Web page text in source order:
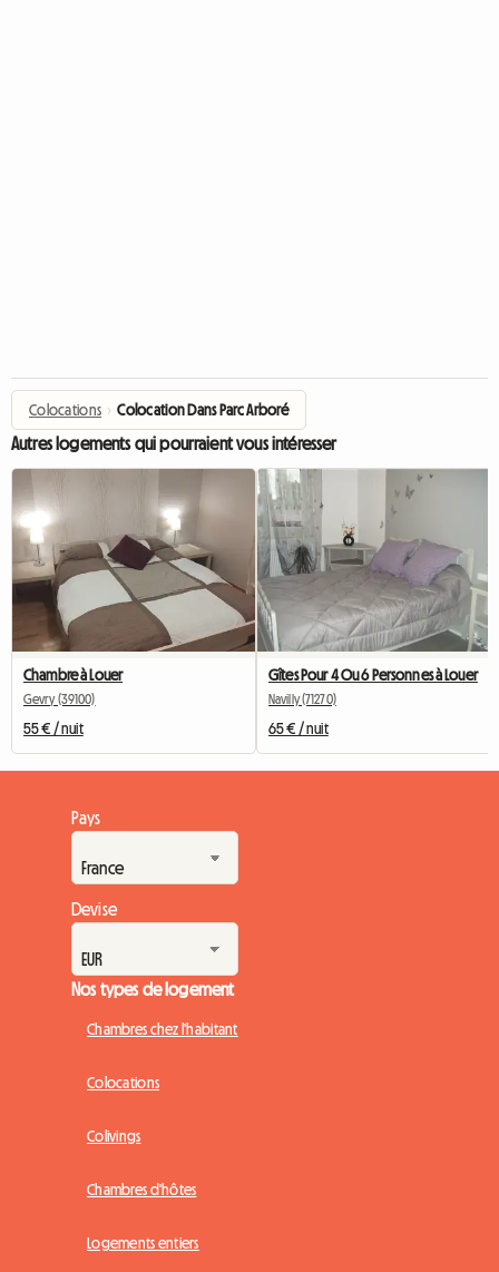
Colocations › Colocation Dans Parc Arboré
Autres logements qui pourraient vous intéresser
Chambre à Louer
Gevry (39100)
55 € / nuit
Gîtes Pour 4 Ou 6 Personnes à Louer
Navilly (71270)
65 € / nuit
Pays
Devise
Nos types de logement
Chambres chez l'habitant
Colocations
Colivings
Chambres d'hôtes
Logements entiers